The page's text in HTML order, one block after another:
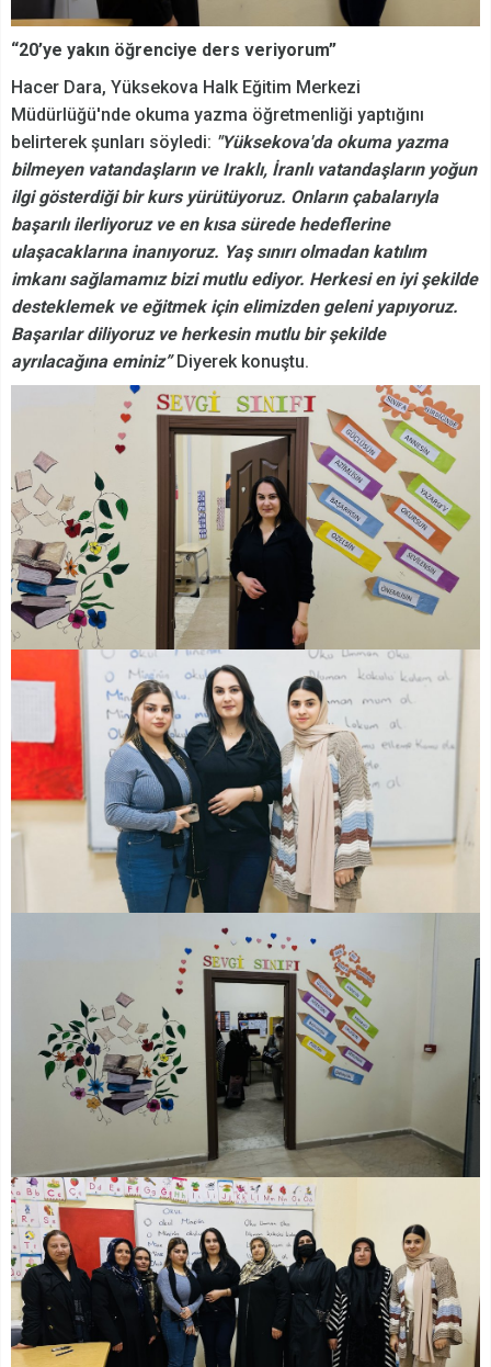
“20’ye yakın öğrenciye ders veriyorum”
Hacer Dara, Yüksekova Halk Eğitim Merkezi
Müdürlüğü'nde okuma yazma öğretmenliği yaptığını
belirterek şunları söyledi: "Yüksekova'da okuma yazma
bilmeyen vatandaşların ve Iraklı, İranlı vatandaşların yoğun
ilgi gösterdiği bir kurs yürütüyoruz. Onların çabalarıyla
başarılı ilerliyoruz ve en kısa sürede hedeflerine
ulaşacaklarına inanıyoruz. Yaş sınırı olmadan katılım
imkanı sağlamamız bizi mutlu ediyor. Herkesi en iyi şekilde
desteklemek ve eğitmek için elimizden geleni yapıyoruz.
Başarılar diliyoruz ve herkesin mutlu bir şekilde
ayrılacağına eminiz”Diyerek konuştu.